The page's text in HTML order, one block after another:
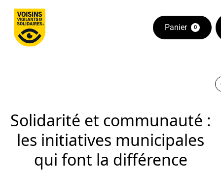
Panier 0
Solidarité et communauté :
les initiatives municipales
qui font la différence